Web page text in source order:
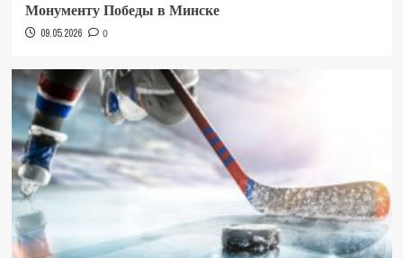
Монументу Победы в Минске
09.05.2026 0